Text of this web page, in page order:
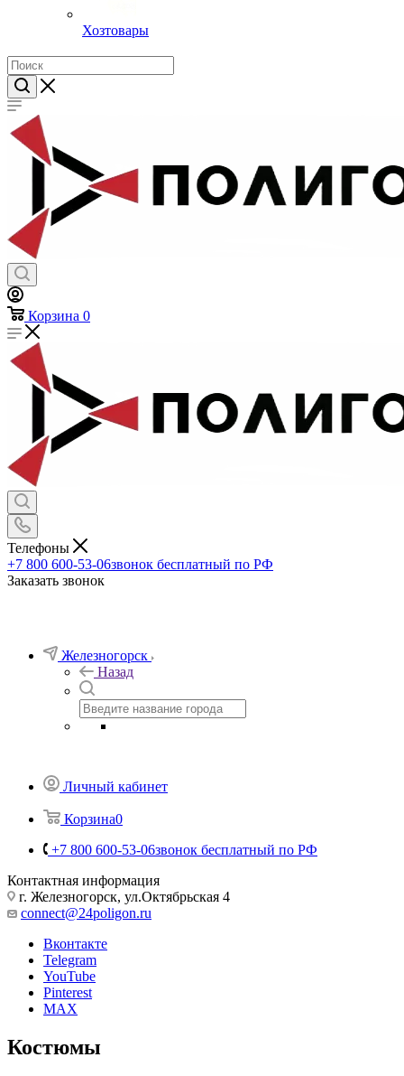
Хозтовары
Корзина 0
Телефоны
+7 800 600-53-06звонок бесплатный по РФ
Заказать звонок
Железногорск
Назад
Личный кабинет
Корзина0
+7 800 600-53-06звонок бесплатный по РФ
Контактная информация
г. Железногорск, ул.Октябрьская 4
connect@24poligon.ru
Вконтакте
Telegram
YouTube
Pinterest
MAX
Костюмы